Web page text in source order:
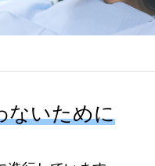
小児歯
ないために